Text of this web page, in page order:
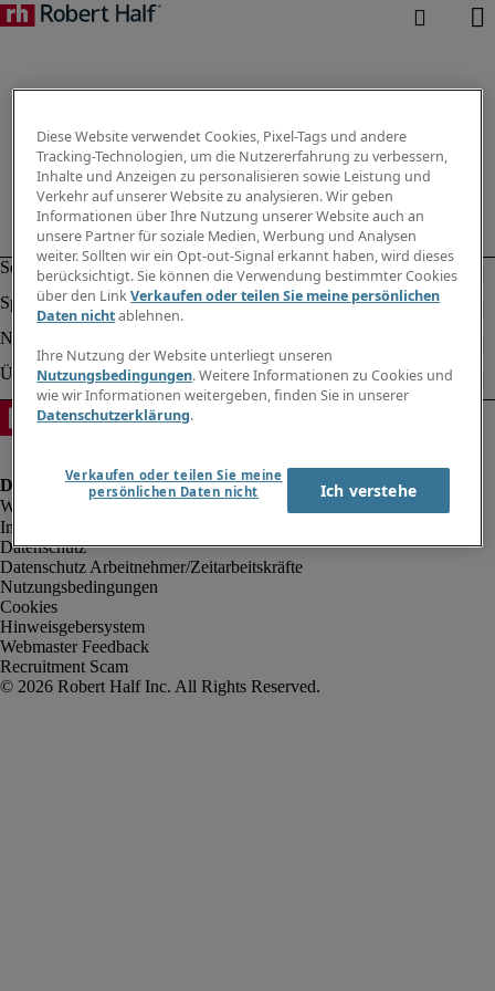
Impressum
Datenschutz
Datenschutz Arbeitnehmer/Zeitarbeitskräfte
Nutzungsbedingungen
Cookies
Hinweisgebersystem
Webmaster Feedback
Recruitment Scam
Diese Website verwendet Cookies, Pixel-Tags und andere
Tracking-Technologien, um die Nutzererfahrung zu verbessern,
Inhalte und Anzeigen zu personalisieren sowie Leistung und
Verkehr auf unserer Website zu analysieren. Wir geben
Informationen über Ihre Nutzung unserer Website auch an
unsere Partner für soziale Medien, Werbung und Analysen
weiter. Sollten wir ein Opt-out-Signal erkannt haben, wird dieses
berücksichtigt. Sie können die Verwendung bestimmter Cookies
über den LinkVerkaufen oder teilen Sie meine persönlichen
Daten nichtablehnen.
Ihre Nutzung der Website unterliegt unseren
Nutzungsbedingungen. Weitere Informationen zu Cookies und
wie wir Informationen weitergeben, finden Sie in unserer
Datenschutzerklärung.
Verkaufen oder teilen Sie meine
persönlichen Daten nicht
Ich verstehe